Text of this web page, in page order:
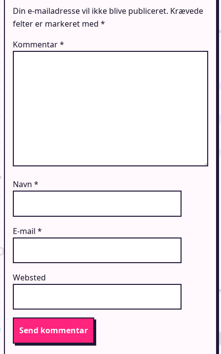
Din e-mailadresse vil ikke blive publiceret. Krævede
felter er markeret med *
Kommentar*
Navn *
E-mail *
Websted